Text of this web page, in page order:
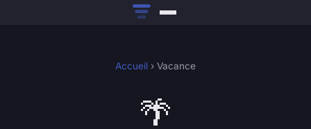
Accueil › Vacance
🌴